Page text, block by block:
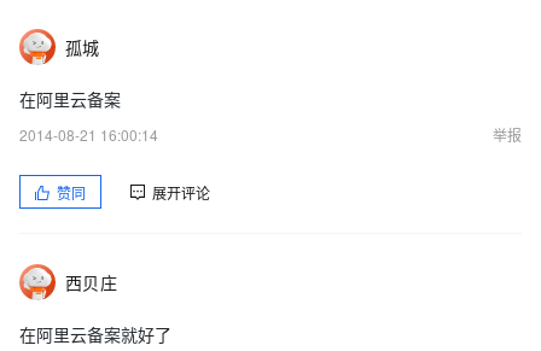
孤城
在阿里云备案
2014-08-21 16:00:14
举报
赞同 展开评论
西贝庄
在阿里云备案就好了